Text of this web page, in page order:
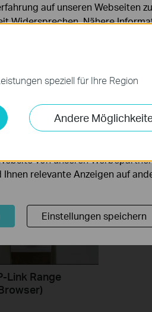
WPS
Learn how to install and set up the TP-Link WiFi Range Extender RE190 via the WPS button. For more information on TP-Link WiFi Range Extenders, visit: https://bit.ly/2TDJ5WI
Link Range
speziell für Ihre Region
Andere
auf unseren Webseiten
Widersprechen. Nähere
und können in Ihren
auf unserer Website zu
und anzupassen.
von unseren
relevante Anzeigen auf
Einstellungen speichern